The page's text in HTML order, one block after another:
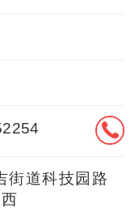
街道科技园路